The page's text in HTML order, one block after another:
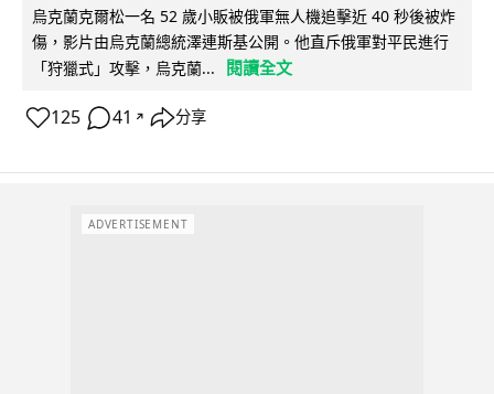
烏克蘭克爾松一名 52 歲小販被俄軍無人機追擊近 40 秒後被炸
傷，影片由烏克蘭總統澤連斯基公開。他直斥俄軍對平民進行
「狩獵式」攻擊，烏克蘭...
閱讀全文
125 41 ↗ 分享
ADVERTISEMENT